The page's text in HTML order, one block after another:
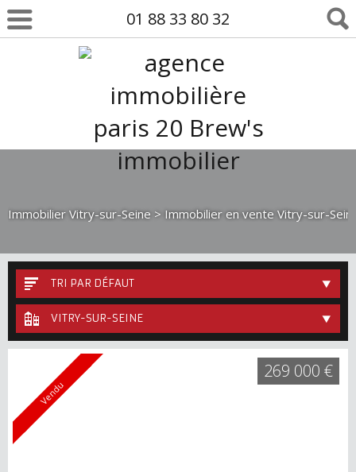
01 88 33 80 32
Immobilier Vitry-sur-Seine > Immobilier en vente Vitry-sur-
TRI PAR DÉFAUT
VITRY-SUR-SEINE
Vendu
269 000 €